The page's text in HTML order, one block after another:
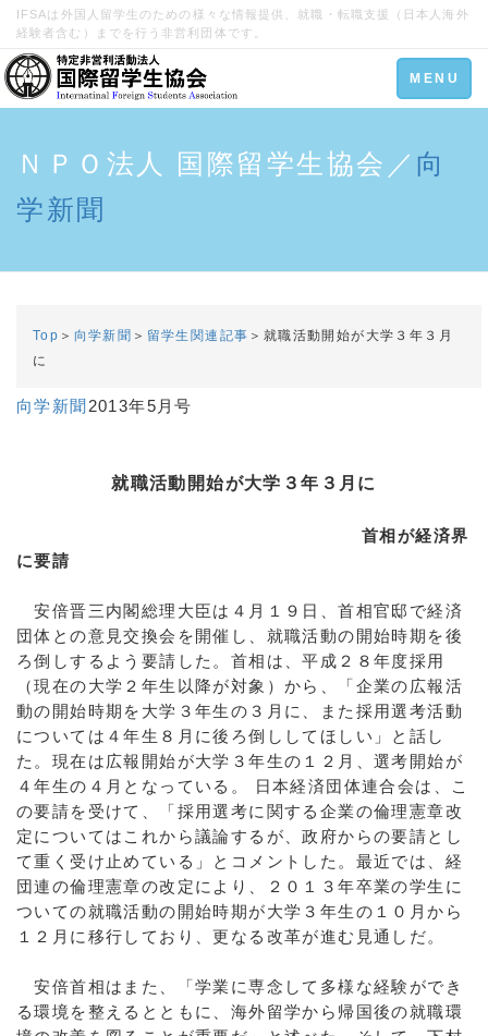
IFSAは外国人留学生のための様々な情報提供、就職・転職支援（日本人海外
経験者含む）までを行う非営利団体です。
Toggle
navigation
MENU
ＮＰＯ法人 国際留学生協会／ 向
学新聞
Top ＞ 向学新聞 ＞ 留学生関連記事 ＞就職活動開始が大学３年３月
に
向学新聞 2013年5月号
就職活動開始が大学３年３月に
首相が経済界
に要請
安倍晋三内閣総理大臣は４月１９日、首相官邸で経済
団体との意見交換会を開催し、就職活動の開始時期を後
ろ倒しするよう要請した。首相は、平成２８年度採用
（現在の大学２年生以降が対象）から、「企業の広報活
動の開始時期を大学３年生の３月に、また採用選考活動
については４年生８月に後ろ倒ししてほしい」と話し
た。現在は広報開始が大学３年生の１２月、選考開始が
４年生の４月となっている。 日本経済団体連合会は、こ
の要請を受けて、「採用選考に関する企業の倫理憲章改
定についてはこれから議論するが、政府からの要請とし
て重く受け止めている」とコメントした。最近では、経
団連の倫理憲章の改定により、２０１３年卒業の学生に
ついての就職活動の開始時期が大学３年生の１０月から
１２月に移行しており、更なる改革が進む見通しだ。
安倍首相はまた、「学業に専念して多様な経験ができ
る環境を整えるとともに、海外留学から帰国後の就職環